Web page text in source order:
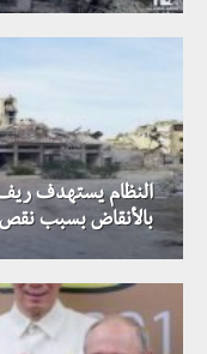
النظام يستهدف ريف
بالأنقاض بسبب نقص